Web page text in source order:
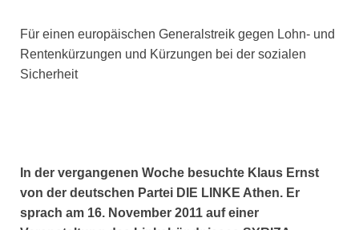
Für einen europäischen Generalstreik gegen Lohn- und
Rentenkürzungen und Kürzungen bei der sozialen
Sicherheit
In der vergangenen Woche besuchte Klaus Ernst
von der deutschen Partei DIE LINKE Athen. Er
sprach am 16. November 2011 auf einer